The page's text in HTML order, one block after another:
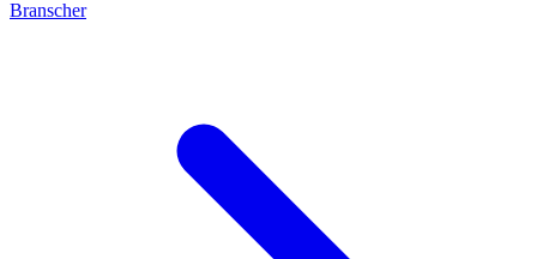
Branscher